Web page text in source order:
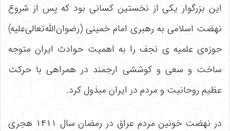
این بزرگوار یکی از نخستین کسانی بود که پس از شروع
نهضت اسلامی به رهبری امام خمینی (رضوان‌الله‌تعالی‌علیه)
حوزه‌ی علمیه ی نجف را به اهمیت حوادث ایران متوجه
ساخت و سعی و کوششی ارجمند در همراهی با حرکت
عظیم روحانیت و مردم در ایران مبذول کرد.
در نهضت خونین مردم عراق در رمضان سال ۱۴۱۱ هجری